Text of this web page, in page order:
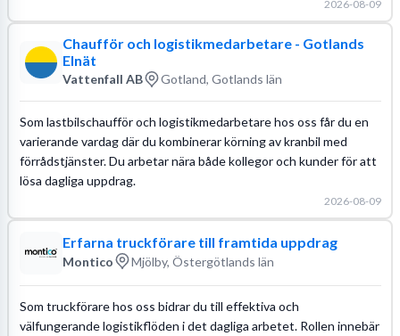
2026-08-09
Chaufför och logistikmedarbetare - Gotlands
Elnät
Vattenfall AB Gotland, Gotlands län
Som lastbilschaufför och logistikmedarbetare hos oss får du en
varierande vardag där du kombinerar körning av kranbil med
förrådstjänster. Du arbetar nära både kollegor och kunder för att
lösa dagliga uppdrag.
2026-08-09
Erfarna truckförare till framtida uppdrag
Montico Mjölby, Östergötlands län
Som truckförare hos oss bidrar du till effektiva och
välfungerande logistikflöden i det dagliga arbetet. Rollen innebär